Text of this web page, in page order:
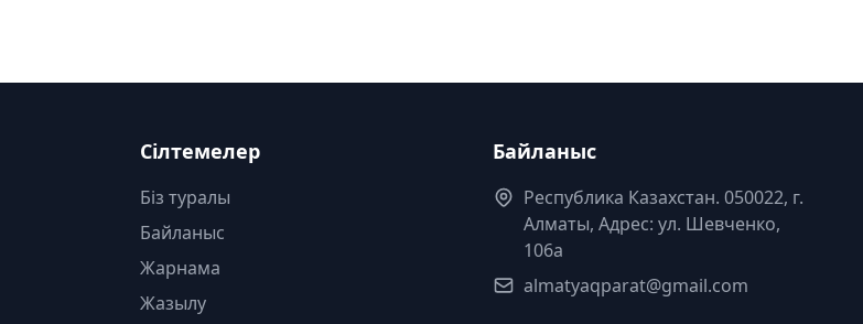
Сілтемелер
Біз туралы
Байланыс
Жарнама
Жазылу
Байланыс
Республика Казахстан. 050022, г.
Алматы, Адрес: ул. Шевченко,
106а
almatyaqparat@gmail.com